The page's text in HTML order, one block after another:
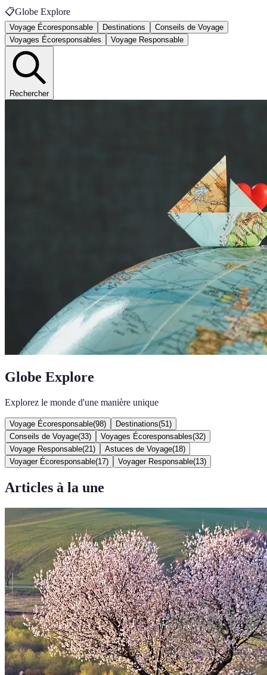
📋Globe Explore
Voyage Écoresponsable Destinations
Conseils de Voyage
Voyages Écoresponsables
Voyage Responsable
Rechercher
Globe Explore
Explorez le monde d'une manière unique
Voyage Écoresponsable(98) Destinations(51 )
Conseils de Voyage(33) Voyages Écoresponsables(32)
Voyage Responsable(21 ) Astuces de Voyage(18)
Voyager Écoresponsable(17) Voyager Responsable(13)
Articles à la une